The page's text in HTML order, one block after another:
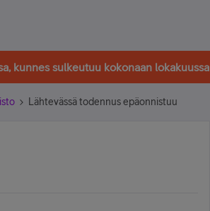
kunnes sulkeutuu kokonaan lokakuussa
Lähtevässä todennus epäonnistuu